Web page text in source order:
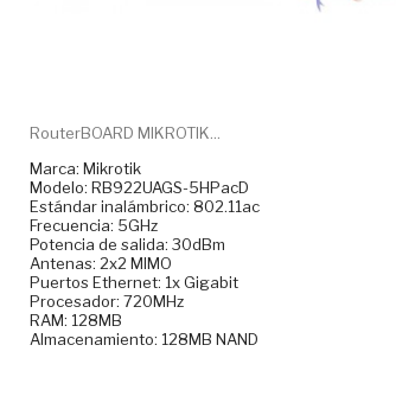
RouterBOARD MIKROTIK...
Marca: Mikrotik
Modelo: RB922UAGS-5HPacD
Estándar inalámbrico: 802.11ac
Frecuencia: 5GHz
Potencia de salida: 30dBm
Antenas: 2x2 MIMO
Puertos Ethernet: 1x Gigabit
Procesador: 720MHz
RAM: 128MB
Almacenamiento: 128MB NAND